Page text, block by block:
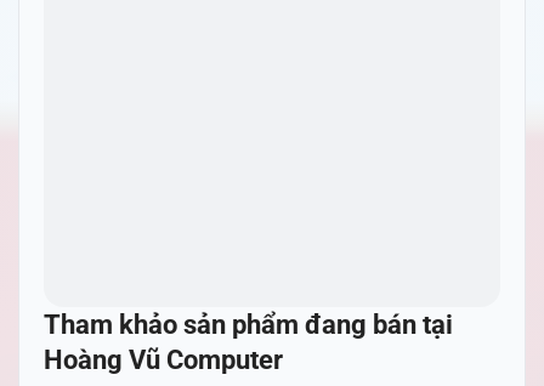
Tham khảo sản phẩm đang bán tại
Hoàng Vũ Computer